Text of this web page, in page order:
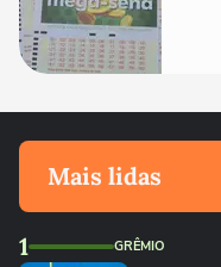
Mais lidas
1 GRÊMIO